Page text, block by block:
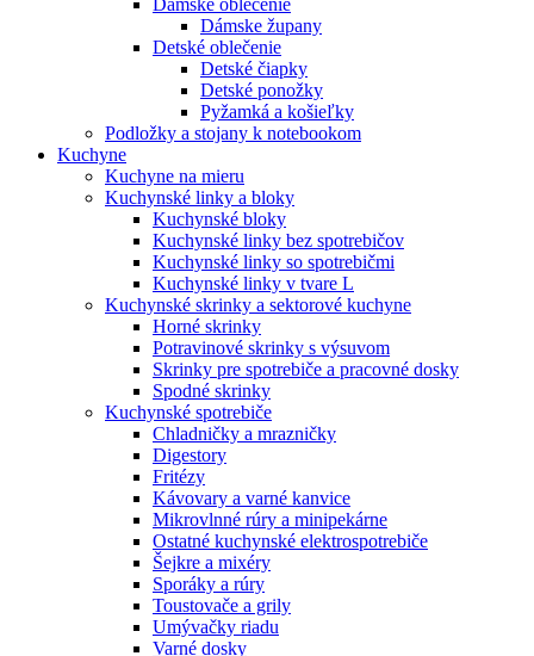
Dámske župany
Detské oblečenie
Detské čiapky
Detské ponožky
Pyžamká a košieľky
Podložky a stojany k notebookom
Kuchyne
Kuchyne na mieru
Kuchynské linky a bloky
Kuchynské bloky
Kuchynské linky bez spotrebičov
Kuchynské linky so spotrebičmi
Kuchynské linky v tvare L
Kuchynské skrinky a sektorové kuchyne
Horné skrinky
Potravinové skrinky s výsuvom
Skrinky pre spotrebiče a pracovné dosky
Spodné skrinky
Kuchynské spotrebiče
Chladničky a mrazničky
Digestory
Fritézy
Kávovary a varné kanvice
Mikrovlnné rúry a minipekárne
Ostatné kuchynské elektrospotrebiče
Šejkre a mixéry
Sporáky a rúry
Toustovače a grily
Umývačky riadu
Varné dosky